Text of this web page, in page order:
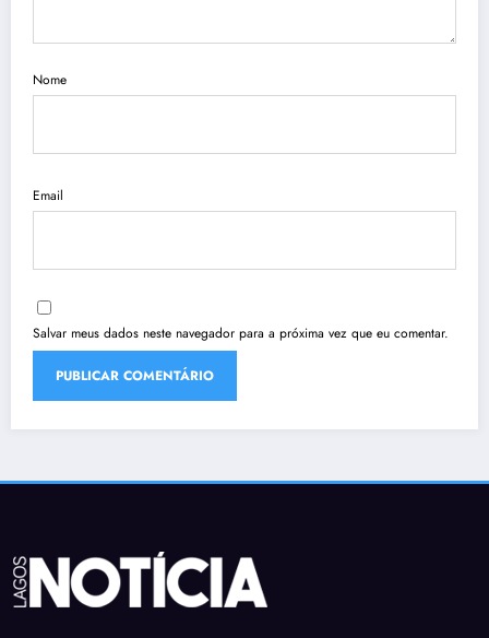
Nome
Email
Salvar meus dados neste navegador para a próxima vez que eu comentar.